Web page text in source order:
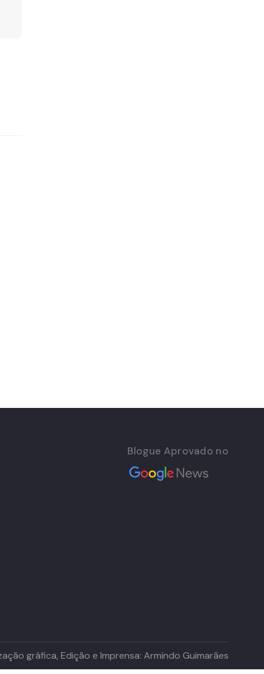
Blogue Aprovado no
gráfica, Edição e Imprensa: Armindo Guimarães